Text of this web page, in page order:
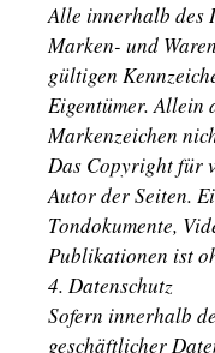
Alle innerhalb des
Marken- und
gültigen
Eigentümer. Allein
Markenzeichen
Das Copyright für
Autor der Seiten.
Tondokumente,
Publikationen ist
4. Datenschutz
Sofern innerhalb
geschäftlicher